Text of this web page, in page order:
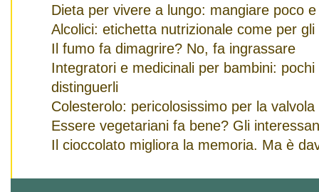
Dieta per vivere a lungo: mangiare poco
Alcolici: etichetta nutrizionale come per gli
Il fumo fa dimagrire? No, fa ingrassare
Integratori e medicinali per bambini:
distinguerli
Colesterolo: pericolosissimo per la valvola
Essere vegetariani fa bene? Gli
Il cioccolato migliora la memoria. Ma è